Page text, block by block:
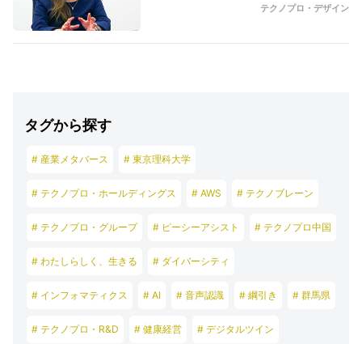
テクノプロ・デザイン
タグから探す
# 産業メタバース # 東京理科大学
# テクノプロ・ホールディングス # AWS # テクノブレーン
# テクノプロ・グループ # ピーシーアシスト # テクノプロ中国
# わたしらしく、生きる # ダイバーシティ
# インフォマティクス # AI # 音声認識 # 綱引き # 群馬県
# テクノプロ・R&D # 健康経営 # デジタルツイン